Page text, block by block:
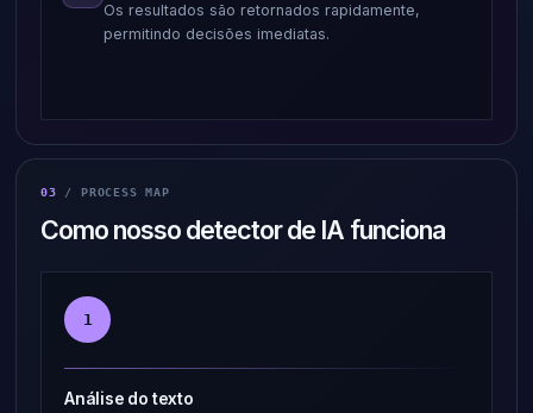
Os resultados são retornados rapidamente,
permitindo decisões imediatas.
03 / PROCESS MAP
Como nosso detector de IA funciona
1
Análise do texto